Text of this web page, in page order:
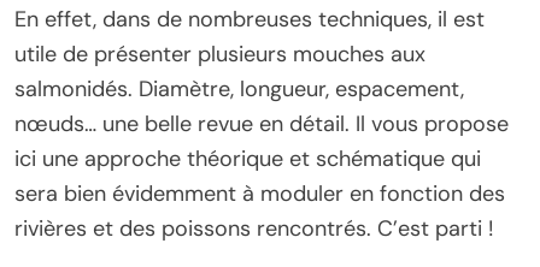
En effet, dans de nombreuses techniques, il est
utile de présenter plusieurs mouches aux
salmonidés. Diamètre, longueur, espacement,
nœuds… une belle revue en détail. Il vous propose
ici une approche théorique et schématique qui
sera bien évidemment à moduler en fonction des
rivières et des poissons rencontrés. C’est parti !